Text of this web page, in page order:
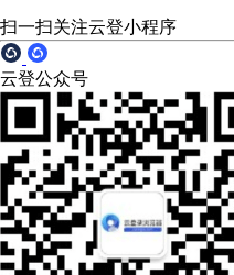
扫一扫关注云登小程序
云登公众号